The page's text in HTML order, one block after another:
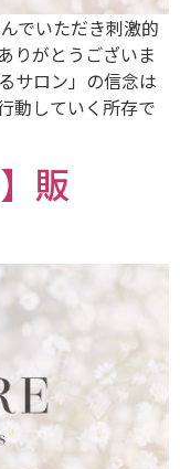
でいただき刺激的
りがとうございま
サロン」の信念は
動していく所存で
販